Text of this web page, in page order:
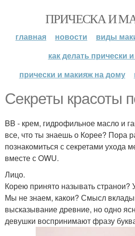
ПРИЧЕСКА И
главная новости
виды
как делать прически
прически и макияж на дому
Секреты красоты
BB - крем, гидрофильное масло и
все, что ты знаешь о Корее? Пора
познакомиться с секретами ухода
вместе с OWU.
Лицо.
Корею принято называть странои?
Мы не знаем, какои? Смысл
высказывание древние, но одно
девушки воспринимают фразу